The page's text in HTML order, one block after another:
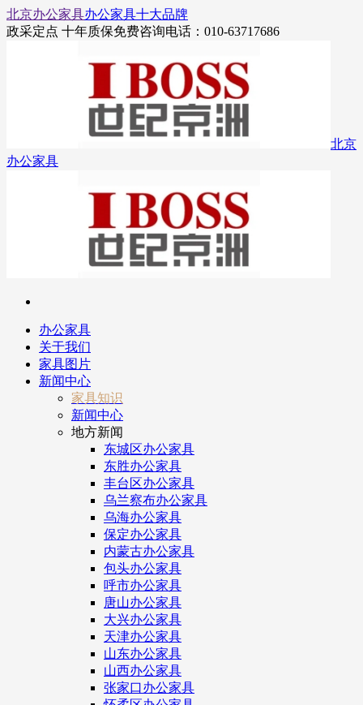
北京办公家具办公家具十大品牌
政采定点 十年质保免费咨询电话：010-63717686
北京
办公家具
办公家具
关于我们
家具图片
新闻中心
家具知识
新闻中心
地方新闻
东城区办公家具
东胜办公家具
丰台区办公家具
乌兰察布办公家具
乌海办公家具
保定办公家具
内蒙古办公家具
包头办公家具
呼市办公家具
唐山办公家具
大兴办公家具
天津办公家具
山东办公家具
山西办公家具
张家口办公家具